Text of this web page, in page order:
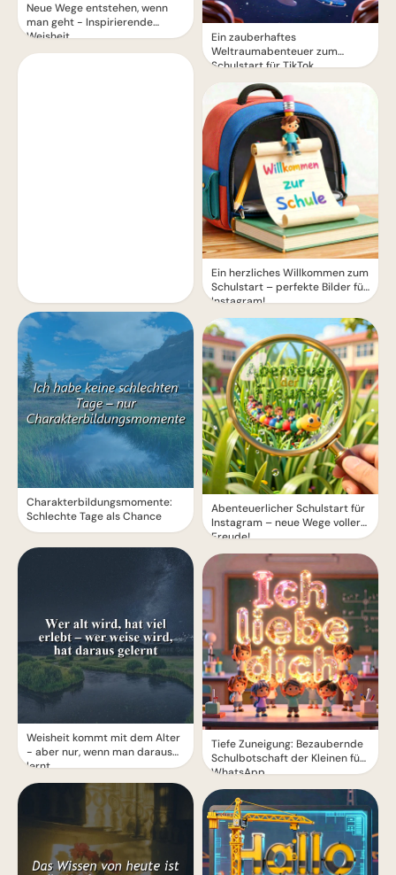
Neue Wege entstehen, wenn
man geht - Inspirierende
Weisheit
Charakterbildungsmomente:
Schlechte Tage als Chance
Weisheit kommt mit dem Alter
- aber nur, wenn man daraus
lernt
Ein zauberhaftes
Weltraumabenteuer zum
Schulstart für TikTok
Ein herzliches Willkommen zum
Schulstart – perfekte Bilder für
Instagram!
Abenteuerlicher Schulstart für
Instagram – neue Wege voller
Freude!
Tiefe Zuneigung: Bezaubernde
Schulbotschaft der Kleinen für
WhatsApp